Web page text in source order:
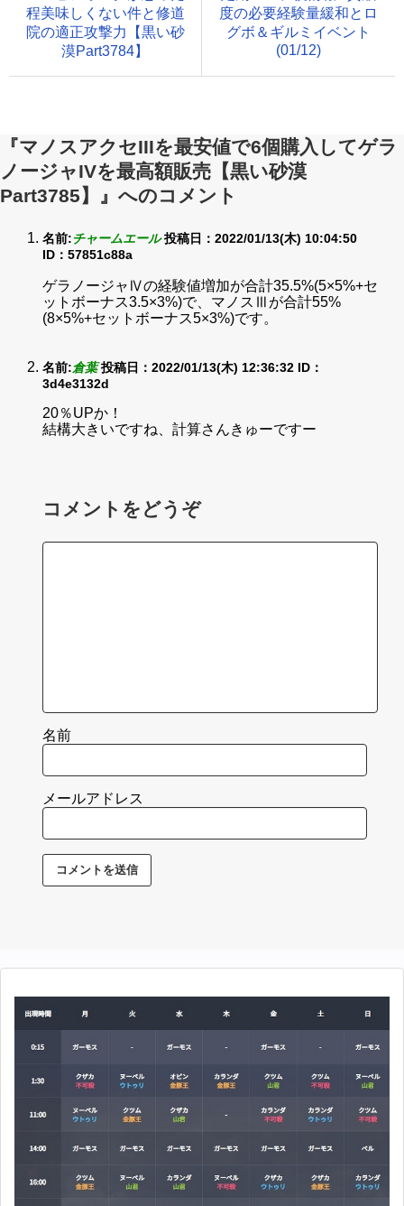
程美味しくない件と修道
院の適正攻撃力【黒い砂
漠Part3784】
度の必要経験量緩和とロ
グボ＆ギルミイベント
(01/12)
『マノスアクセIIIを最安値で6個購入してゲラ
ノージャIVを最高額販売【黒い砂漠
Part3785】』へのコメント
名前:チャームエール 投稿日：2022/01/13(木) 10:04:50
ID：57851c88a
ゲラノージャⅣの経験値増加が合計35.5%(5×5%+セ
ットボーナス3.5×3%)で、マノスⅢが合計55%
(8×5%+セットボーナス5×3%)です。
名前:倉葉 投稿日：2022/01/13(木) 12:36:32 ID：
3d4e3132d
20％UPか！
結構大きいですね、計算さんきゅーですー
コメントをどうぞ
名前
メールアドレス